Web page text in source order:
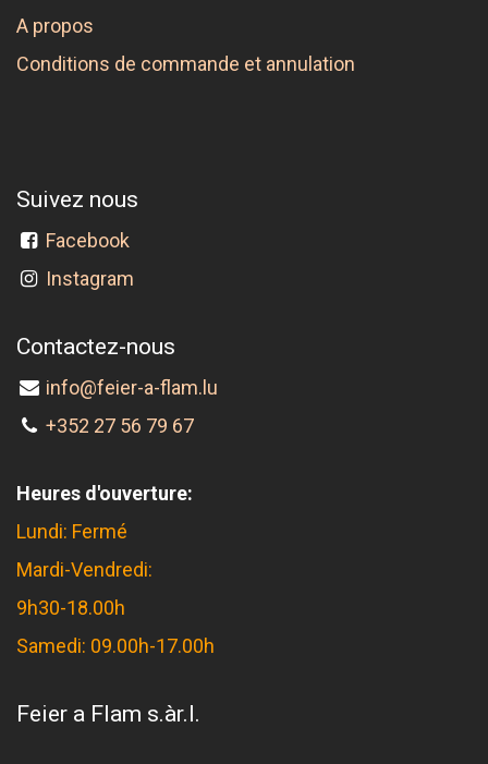
A propos
Conditions de commande et annulation
Suivez nous
Facebook
Instagram
Contactez-nous
info@feier-a-flam.lu
+352 27 56 79 67
Heures d'ouverture:
Lundi: Fermé
Mardi-Vendredi:
9h30-18.00h
Samedi: 09.00h-17.00h
Feier a Flam s.àr.l.